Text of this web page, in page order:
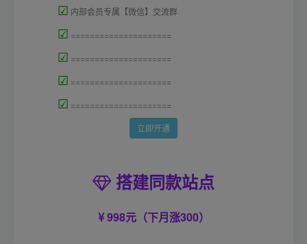
☑ 内部会员专属【微信】交流群
☑ =====================
☑ =====================
☑ =====================
☑ =====================
立即开通
搭建同款站点
998元（下月涨300）